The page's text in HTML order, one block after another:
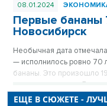
08.01.2024
Первые бананы
Новосибирск
Необычная дата
— исполнилось ровно 70
бананы. Это произошло
повторно в цикле
ЕЩЕ В СЮЖЕТЕ -